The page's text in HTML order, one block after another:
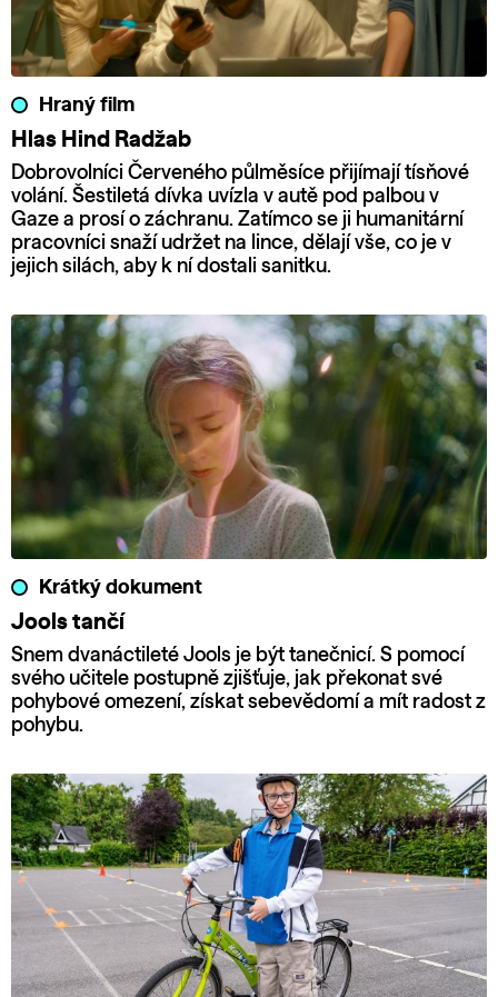
Hraný film
Hlas Hind Radžab
Dobrovolníci Červeného půlměsíce přijímají tísňové
volání. Šestiletá dívka uvízla v autě pod palbou v
Gaze a prosí o záchranu. Zatímco se ji humanitární
pracovníci snaží udržet na lince, dělají vše, co je v
jejich silách, aby k ní dostali sanitku.
Krátký dokument
Jools tančí
Snem dvanáctileté Jools je být tanečnicí. S pomocí
svého učitele postupně zjišťuje, jak překonat své
pohybové omezení, získat sebevědomí a mít radost z
pohybu.